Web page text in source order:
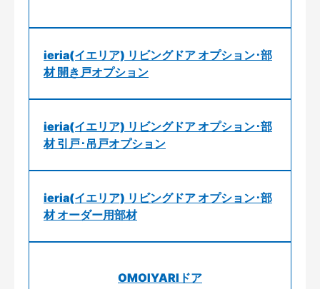
ieria(イエリア) リビングドア オプション･部
材 開き戸オプション
ieria(イエリア) リビングドア オプション･部
材 引戸･吊戸オプション
ieria(イエリア) リビングドア オプション･部
材 オーダー用部材
OMOIYARIドア